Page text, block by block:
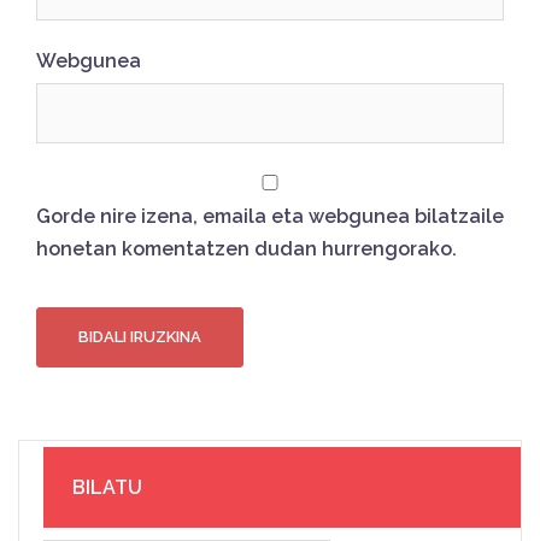
Webgunea
Gorde nire izena, emaila eta webgunea bilatzaile
honetan komentatzen dudan hurrengorako.
BILATU